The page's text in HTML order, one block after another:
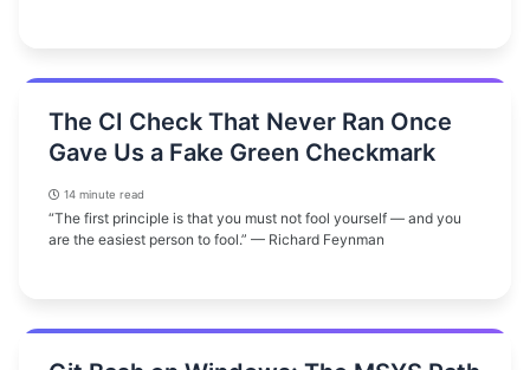
The CI Check That Never Ran Once
Gave Us a Fake Green Checkmark
14 minute read
“The first principle is that you must not fool yourself — and you
are the easiest person to fool.” — Richard Feynman